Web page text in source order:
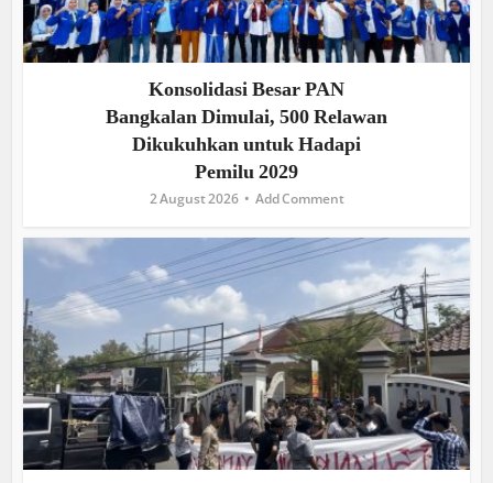
Konsolidasi Besar PAN
Bangkalan Dimulai, 500 Relawan
Dikukuhkan untuk Hadapi
Pemilu 2029
2 August 2026 Add Comment